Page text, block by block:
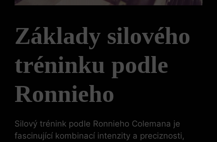
Základy silového
tréninku podle
Ronnieho
Silový trénink podle Ronnieho Colemana je
fascinující kombinací intenzity a preciznosti,